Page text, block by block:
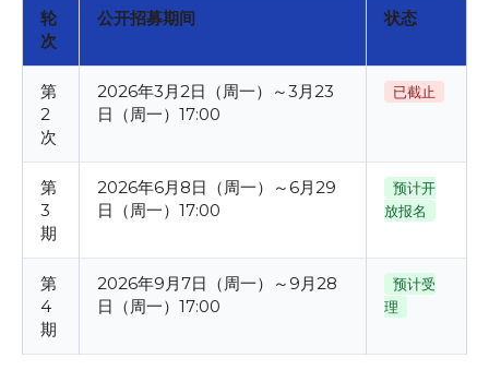
轮
次
公开招募期间 状态
第
2
次
2026年3月2日（周一）～3月23
日（周一）17:00
已截止
第
3
期
2026年6月8日（周一）～6月29
日（周一）17:00
预计开
放报名
第
4
期
2026年9月7日（周一）～9月28
日（周一）17:00
预计受
理